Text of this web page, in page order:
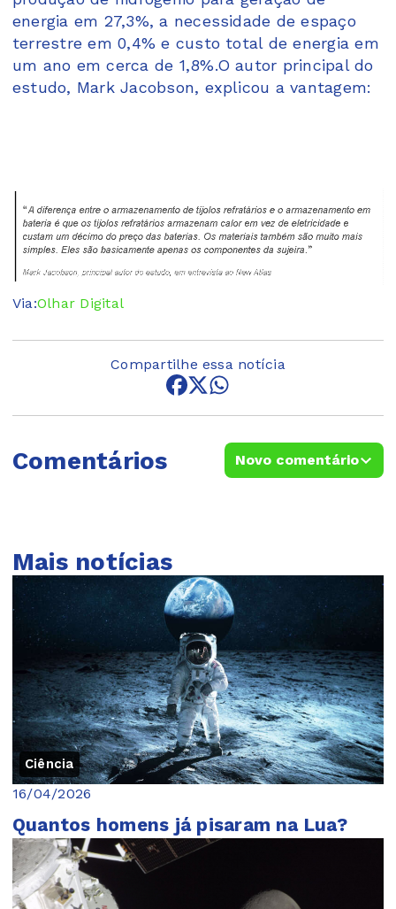
energia em 27,3%, a necessidade de espaço
terrestre em 0,4% e custo total de energia em
um ano em cerca de 1,8%.O autor principal do
estudo, Mark Jacobson, explicou a vantagem:
Via:Olhar Digital
Compartilhe essa notícia
Comentários Novo comentário
Mais notícias
Ciência
16/04/2026
Quantos homens já pisaram na Lua?